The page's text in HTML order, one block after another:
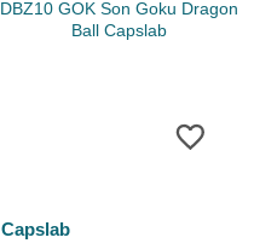
Capslab